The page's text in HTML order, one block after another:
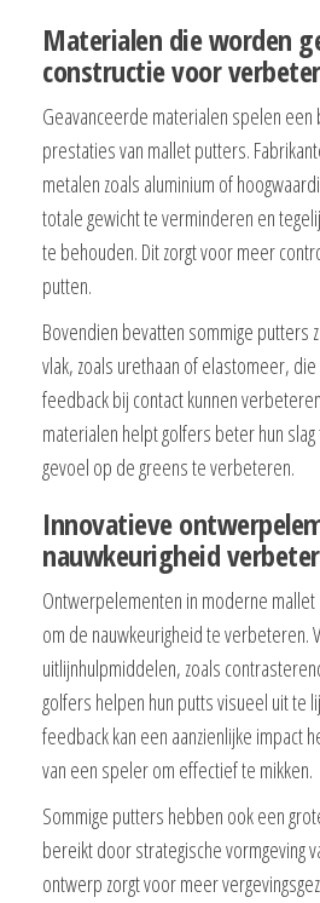
Materialen die worden
constructie voor
Geavanceerde materialen spelen een
prestaties van mallet putters.
metalen zoals aluminium of
totale gewicht te verminderen en
te behouden. Dit zorgt voor meer
putten.
Bovendien bevatten sommige putters
vlak, zoals urethaan of elastomeer,
feedback bij contact kunnen
materialen helpt golfers beter hun
gevoel op de greens te verbeteren.
Innovatieve
nauwkeurigheid
Ontwerpelementen in moderne
om de nauwkeurigheid te verbeteren.
uitlijnhulpmiddelen, zoals
golfers helpen hun putts visueel uit te
feedback kan een aanzienlijke impact
van een speler om effectief te mikken.
Sommige putters hebben ook een
bereikt door strategische vormgeving
ontwerp zorgt voor meer